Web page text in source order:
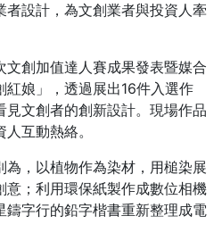
者設計，為文創業者與投資人牽
創加值達人賽成果發表暨媒合
娘」，透過展出16件入選作
文創者的創新設計。現場作品
互動熱絡。
，以植物作為染材，用槌染展
意；利用環保紙製作成數位相機
鑄字行的鉛字楷書重新整理成電